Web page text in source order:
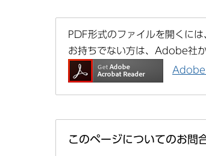
PDF形式のファイルを開くに
お持ちでない方は、Adobe社
Adobe
このページについてのお問